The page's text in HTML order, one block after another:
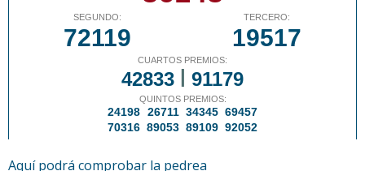
Aquí podrá comprobar la pedrea